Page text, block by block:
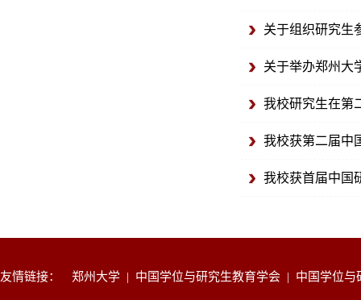
关于组织研究生
关于举办郑州大
我校研究生在第
我校获第二届中
我校获首届中国
友情链接： 郑州大学 | 中国学位与研究生教育学会 | 中国学位